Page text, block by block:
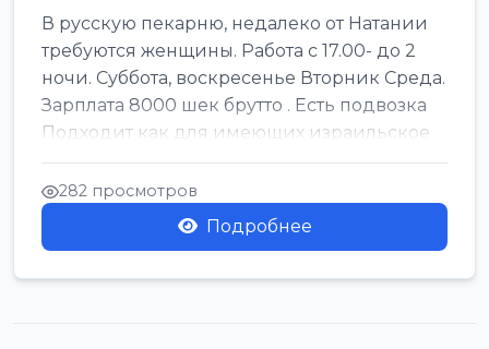
В русскую пекарню, недалеко от Натании
требуются женщины. Работа с 17.00- до 2
ночи. Суббота, воскресенье Вторник Среда.
Зарплата 8000 шек брутто . Есть подвозка
Подходит как для имеющих израильское
г...
282 просмотров
Подробнее